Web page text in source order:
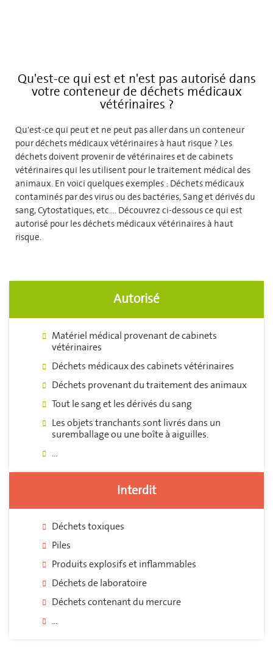
Qu'est-ce qui est et n'est pas autorisé dans
votre conteneur de déchets médicaux
vétérinaires ?
Qu'est-ce qui peut et ne peut pas aller dans un conteneur
pour déchets médicaux vétérinaires à haut risque ? Les
déchets doivent provenir de vétérinaires et de cabinets
vétérinaires qui les utilisent pour le traitement médical des
animaux. En voici quelques exemples : Déchets médicaux
contaminés par des virus ou des bactéries, Sang et dérivés du
sang, Cytostatiques, etc.... Découvrez ci-dessous ce qui est
autorisé pour les déchets médicaux vétérinaires à haut
risque.
Autorisé
Matériel médical provenant de cabinets
vétérinaires
Déchets médicaux des cabinets vétérinaires
Déchets provenant du traitement des animaux
Tout le sang et les dérivés du sang
Les objets tranchants sont livrés dans un
suremballage ou une boîte à aiguilles.
...
Interdit
Déchets toxiques
Piles
Produits explosifs et inflammables
Déchets de laboratoire
Déchets contenant du mercure
...